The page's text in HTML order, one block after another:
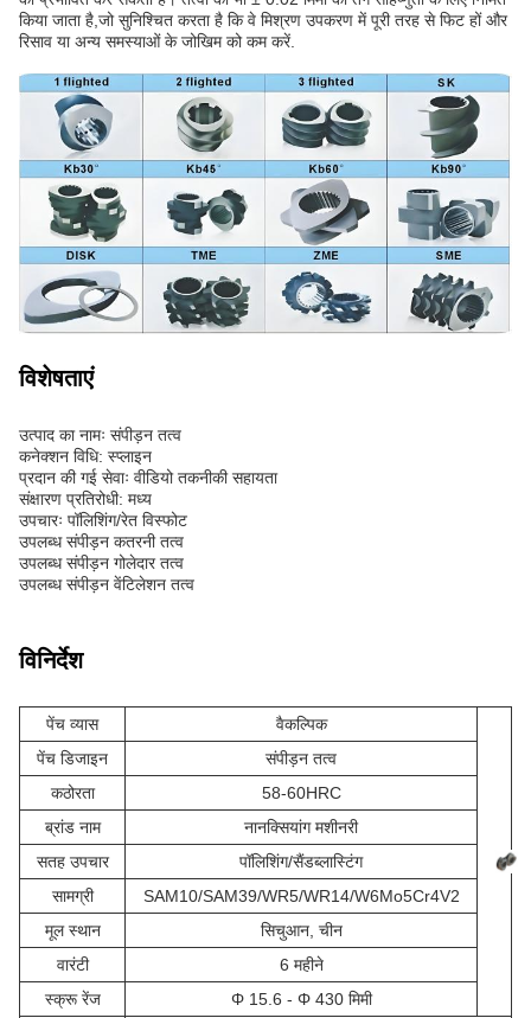
किया जाता है,जो सुनिश्चित करता है कि वे मिश्रण उपकरण में पूरी तरह से फिट हों और
रिसाव या अन्य समस्याओं के जोखिम को कम करें.
विशेषताएं
उत्पाद का नामः संपीड़न तत्व
कनेक्शन विधि: स्प्लाइन
प्रदान की गई सेवाः वीडियो तकनीकी सहायता
संक्षारण प्रतिरोधी: मध्य
उपचारः पॉलिशिंग/रेत विस्फोट
उपलब्ध संपीड़न कतरनी तत्व
उपलब्ध संपीड़न गोलेदार तत्व
उपलब्ध संपीड़न वेंटिलेशन तत्व
विनिर्देश
पेंच व्यास
वैकल्पिक
पेंच डिजाइन
संपीड़न तत्व
कठोरता
58-60HRC
ब्रांड नाम
नानक्सियांग मशीनरी
सतह उपचार
पॉलिशिंग/सैंडब्लास्टिंग
सामग्री
SAM10/SAM39/WR5/WR14/W6Mo5Cr4V2
मूल स्थान
सिचुआन, चीन
वारंटी
6 महीने
स्क्रू रेंज
Φ 15.6 - Φ 430 मिमी